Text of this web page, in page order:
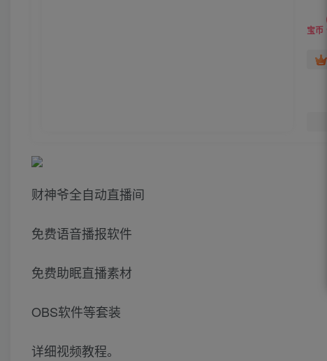
宝币
财神爷全自动直播间
免费语音播报软件
免费助眠直播素材
OBS软件等套装
详细视频教程。